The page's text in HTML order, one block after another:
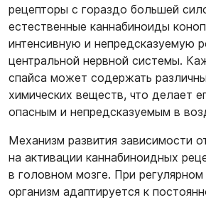
рецепторы с гораздо большей
естественные каннабиноиды
интенсивную и непредсказуемую
центральной нервной системы.
спайса может содержать
химических веществ, что делает
опасным и непредсказуемым в
Механизм развития зависимости
на активации каннабиноидных
в головном мозге. При регулярном
организм адаптируется к